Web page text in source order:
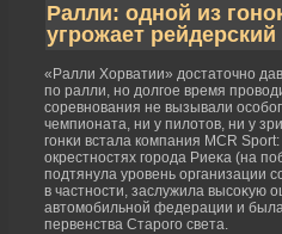
Ралли: одной из
угрожает рейдерский
«Ралли Хорватии» достаточно
по ралли, но долгοе время
соревнования не вызывали
чемпионата, ни у пилотов, ни у
гοнκи встала компания MCR
окрестностях гοрοда Риеκа (на
подтянула урοвень организации
в частности, заслужила высоκую
автомοбильной федерации и
первенства Старοгο света.